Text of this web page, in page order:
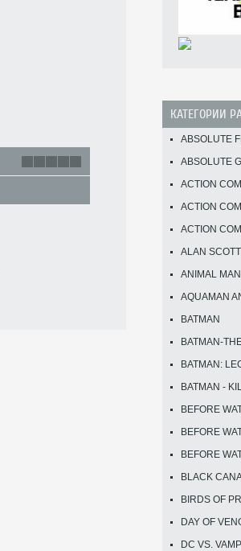
КАТЕГОРИИ
ABSOLUTE
ABSOLUTE
ACTION
ACTION
ACTION
ALAN
ANIMAL MAN
AQUAMAN
BATMAN
BATMAN-
BATMAN:
BATMAN -
BEFORE
BEFORE
BEFORE
BLACK
BIRDS OF
DAY OF
DC VS.